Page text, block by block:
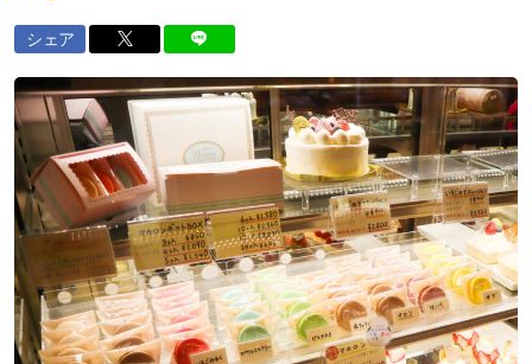
ロイヤル会員サービス
法人のお客さま
会社案内
採用情報
ヨコエネ公式ブログ
店舗・事業所案内
シェア